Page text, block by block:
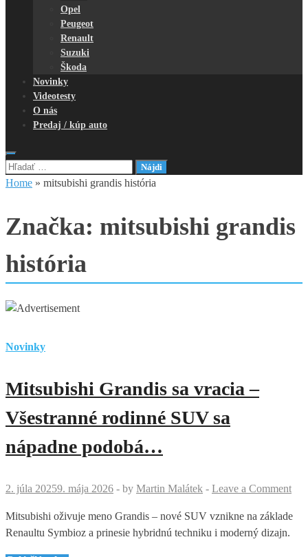
Opel
Peugeot
Renault
Suzuki
Škoda
Novinky
Videotesty
O nás
Predaj / kúp auto
Hľadať:
Home » mitsubishi grandis história
Značka: mitsubishi grandis
história
Novinky
Mitsubishi Grandis sa vracia –
Všestranné rodinné SUV sa
nápadne podobá…
2. júla 20259. mája 2026 - by Martin Malátek - Leave a Comment
Mitsubishi oživuje meno Grandis – nové SUV vznikne na základe
Renaultu Symbioz a prinesie hybridnú techniku i moderný dizajn.